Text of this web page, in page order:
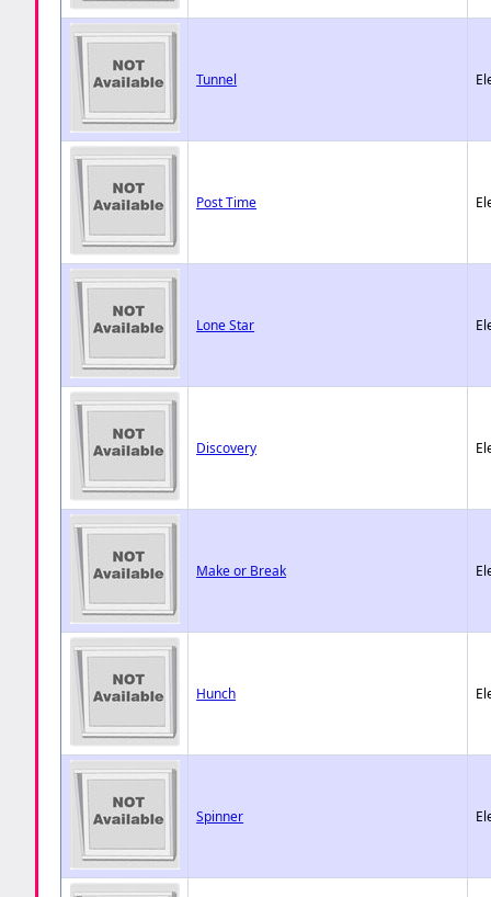
Tunnel
Post Time
Lone Star
Discovery
Make or Break
Hunch
Spinner